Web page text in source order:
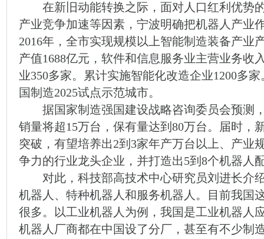
在新旧动能转换之际，面对人口红利优势
产业竞争加速等因素，宁波明确把机器人产业
2016年，全市实现规模以上智能制造装备产业
产值1688亿元，软件和信息服务业主营业务收
业350多家。累计实施智能化改造企业1200多
国制造2025试点示范城市。
据国家制造强国建设战略咨询委员会预测，
销量将超15万台，保有量达到80万台。届时，
突破，有望培养出2到3家年产万台以上、产业
争力的行业龙头企业，并打造出5到8个机器人
对此，科技部高技术中心研究员刘进长介
机器人、特种机器人和服务机器人。目前我国
很多。以工业机器人为例，我国是工业机器人
机器人厂商都在中国设了分厂，甚至有不少制